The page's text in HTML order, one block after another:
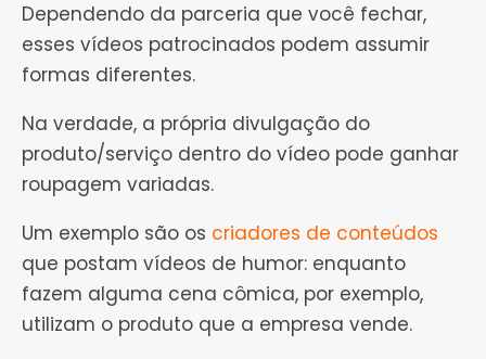
Dependendo da parceria que você fechar,
esses vídeos patrocinados podem assumir
formas diferentes.
Na verdade, a própria divulgação do
produto/serviço dentro do vídeo pode ganhar
roupagem variadas.
Um exemplo são os criadores de conteúdos
que postam vídeos de humor: enquanto
fazem alguma cena cômica, por exemplo,
utilizam o produto que a empresa vende.